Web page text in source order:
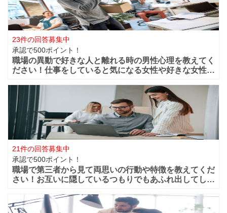
23件の回答募集中
承認で500ポイント！
職場の異動で好きな人と離れる時の男性心理を教えてく
ださい！仕事をしていると気になる女性や好きな女性な
仲良く過ごせたけど異動になってしまうと離れてしまい
ます。 男性的には好きな女性がいた場合は
21件の回答募集中
承認で500ポイント！
職場で第三者から見て両思いの行動や特徴を教えてくだ
さい！お互いに隠しているつもりでもあふれ出してしま
僚・上司から見ても、それって両想いじゃない？って行
動などってありますよね？ 第三者から見て